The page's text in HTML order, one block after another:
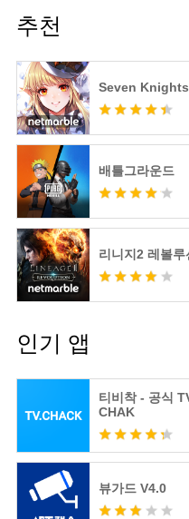
추천
Seven Knights
배틀그라운드
리니지2 레볼루
인기 앱
티비착 - 공식
CHAK
뷰가드 V4.0